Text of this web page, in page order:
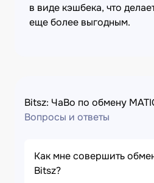
в виде кэшбека, что
еще более выгодным.
Bitsz: ЧаВо по обмену
Вопросы и ответы
Как мне совершить
Bitsz?